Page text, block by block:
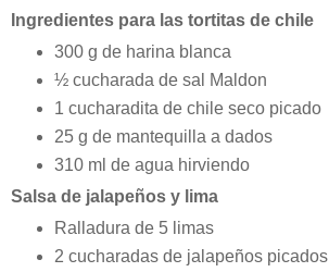
Ingredientes para las tortitas de chile
300 g de harina blanca
½ cucharada de sal Maldon
1 cucharadita de chile seco picado
25 g de mantequilla a dados
310 ml de agua hirviendo
Salsa de jalapeños y lima
Ralladura de 5 limas
2 cucharadas de jalapeños picados